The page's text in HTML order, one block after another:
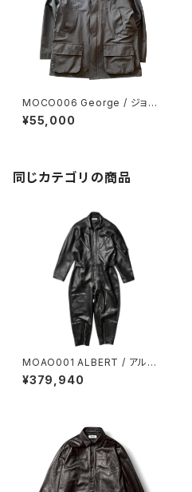
MOCO006 George / ジョー
ジ
¥55,000
同じカテゴリの商品
MOAO001 ALBERT / アルバ
ート
¥379,940